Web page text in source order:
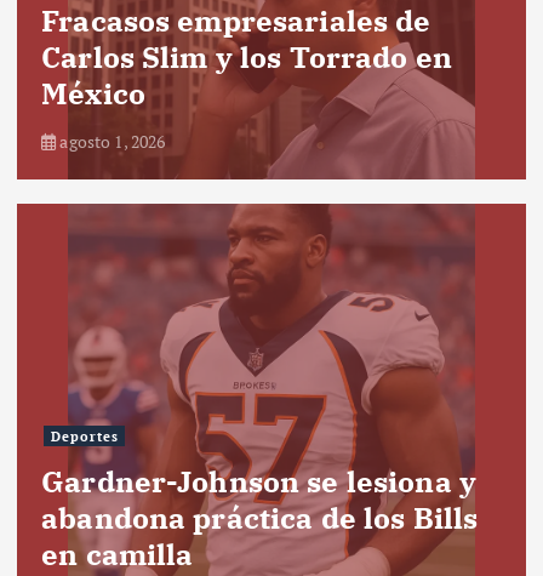
Fracasos empresariales de
Carlos Slim y los Torrado en
México
agosto 1, 2026
Deportes
Gardner-Johnson se lesiona y
abandona práctica de los Bills
en camilla